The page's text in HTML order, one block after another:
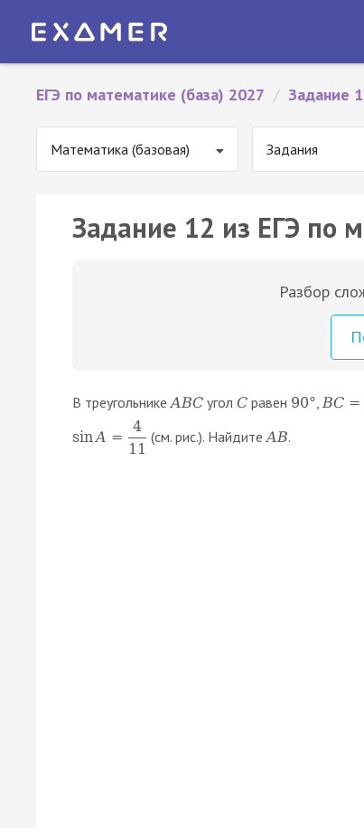
ЕГЭ по математике (база) 2027 / Задание
Математика (базовая) Задания
Задание 12 из ЕГЭ по
Разбор
В треугольнике ABC угол C равен 90° BC =
sin A =
4
11
(см. рис.). Найдите AB.